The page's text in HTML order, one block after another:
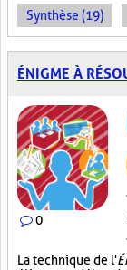
Synthèse (19)
ÉNIGME À
0
La technique de l'